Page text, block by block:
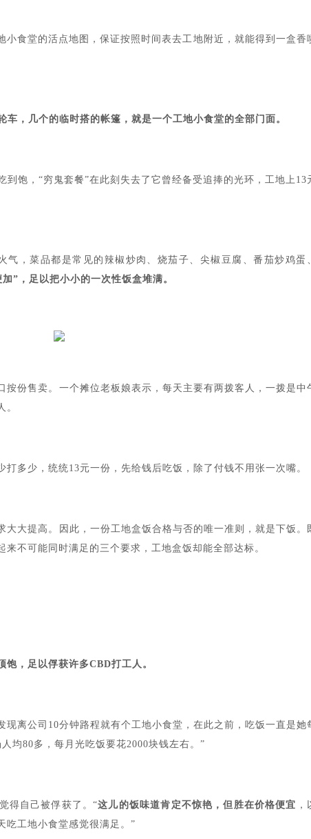
小食堂的活点地图，保证按照时间表去工地附近，就能得到一盒香
车，几个的临时搭的帐篷，就是一个工地小食堂的全部门面。
到饱，“穷鬼套餐”在此刻失去了它曾经备受追捧的光环，工地上13
气，菜品都是常见的辣椒炒肉、烧茄子、尖椒豆腐、番茄炒鸡蛋
”，足以把小小的一次性饭盒堆满。
按份售卖。一个摊位老板娘表示，每天主要有两拨客人，一拨是中
。
多少，统统13元一份，先给钱后吃饭，除了付钱不用张一次嘴。
大大提高。因此，一份工地盒饭合格与否的唯一准则，就是下饭。
不可能同时满足的三个要求，工地盒饭却能全部达标。
，足以俘获许多CBD打工人。
离公司10分钟路程就有个工地小食堂，在此之前，吃饭一直是她
均80多，每月光吃饭要花2000块钱左右。”
得自己被俘获了。“这儿的饭味道肯定不惊艳，但胜在价格便宜
吃工地小食堂感觉很满足。”